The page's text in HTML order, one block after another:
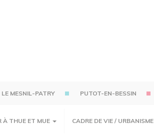
LE MESNIL-PATRY PUTOT-EN-BESSIN
À THUE ET MUE CADRE DE VIE / URBANISME